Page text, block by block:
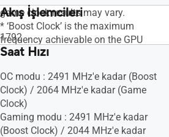
game clock results may vary.
* ‘Boost Clock’ is the maximum
frequency achievable on the GPU
running a bursty workload. Boost clock
sustainability will vary based on several
factors, including but not limited to:
thermal conditions and variation in
applications and workloads.
Akış İşlemcileri
1792
Saat Hızı
OC modu : 2491 MHz'e kadar (Boost
Clock) / 2064 MHz'e kadar (Game
Clock)
Gaming modu : 2491 MHz'e kadar
(Boost Clock) / 2044 MHz'e kadar